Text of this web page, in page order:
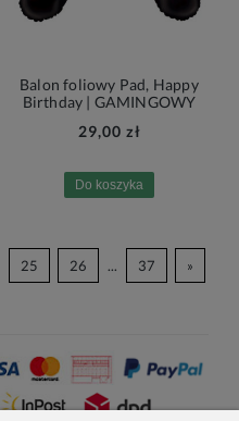
Balon foliowy Pad, Happy
Birthday | GAMINGOWY
29,00 zł
Do koszyka
25 26 ... 37 »